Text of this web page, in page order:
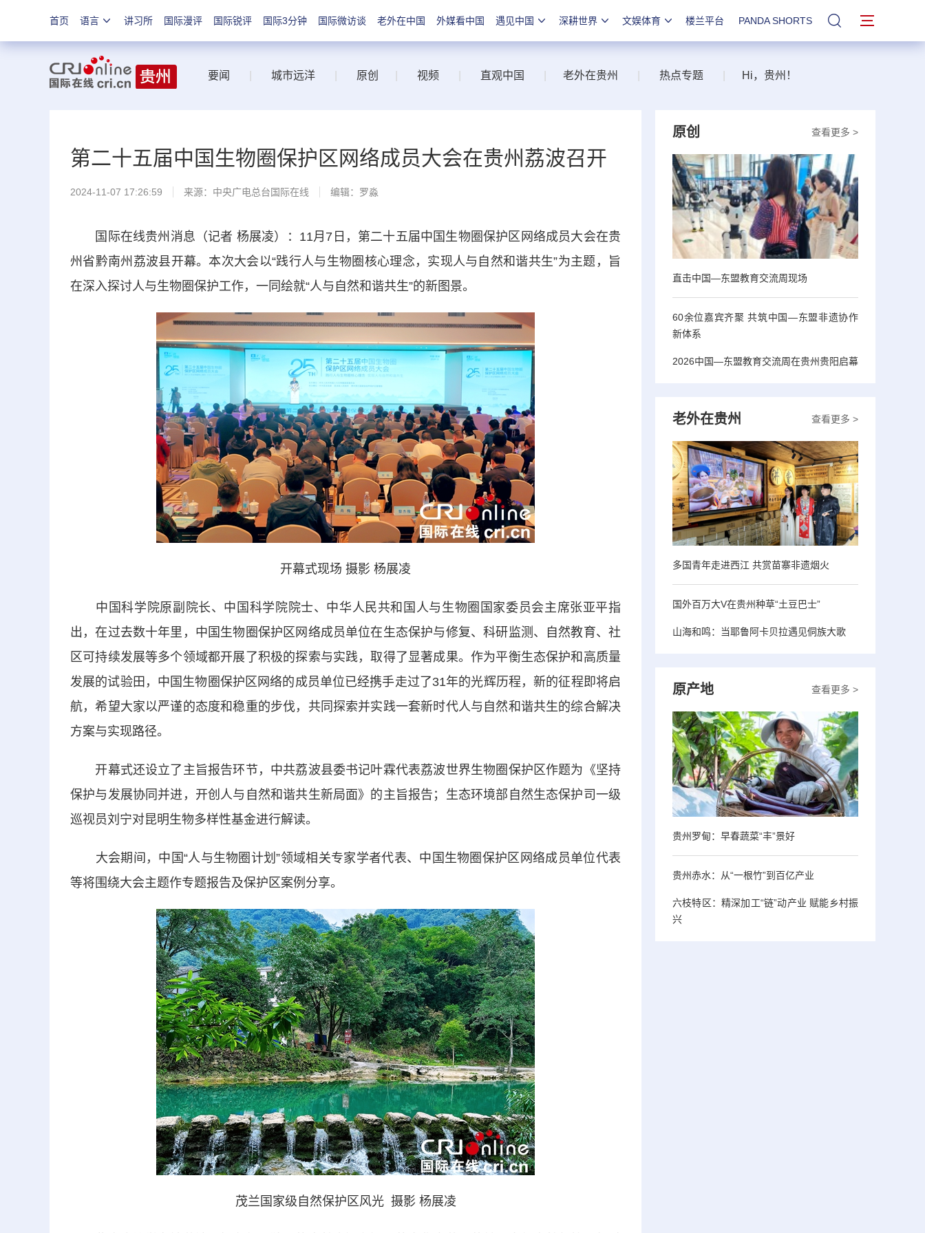
首页 语言 讲习所 国际漫评 国际锐评 国际3分钟 国际微访谈 老外在中国 外媒看中国 遇见中国 深耕世界 文娱体育 楼兰平台 PANDA SHORTS 站内搜索
要闻 城市远洋 原创 视频 直观中国 老外在贵州 热点专题 Hi，贵州！
第二十五届中国生物圈保护区网络成员大会在贵州荔波召开
2024-11-07 17:26:59 来源：中央广电总台国际在线 编辑：罗淼
国际在线贵州消息（记者 杨展凌）：11月7日，第二十五届中国生物圈保护区网络成员大会在贵
州省黔南州荔波县开幕。本次大会以“践行人与生物圈核心理念，实现人与自然和谐共生”为主题，旨
在深入探讨人与生物圈保护工作，一同绘就“人与自然和谐共生”的新图景。
开幕式现场 摄影 杨展凌
中国科学院原副院长、中国科学院院士、中华人民共和国人与生物圈国家委员会主席张亚平指
出，在过去数十年里，中国生物圈保护区网络成员单位在生态保护与修复、科研监测、自然教育、社
区可持续发展等多个领域都开展了积极的探索与实践，取得了显著成果。作为平衡生态保护和高质量
发展的试验田，中国生物圈保护区网络的成员单位已经携手走过了31年的光辉历程，新的征程即将启
航，希望大家以严谨的态度和稳重的步伐，共同探索并实践一套新时代人与自然和谐共生的综合解决
方案与实现路径。
开幕式还设立了主旨报告环节，中共荔波县委书记叶霖代表荔波世界生物圈保护区作题为《坚持
保护与发展协同并进，开创人与自然和谐共生新局面》的主旨报告；生态环境部自然生态保护司一级
巡视员刘宁对昆明生物多样性基金进行解读。
大会期间，中国“人与生物圈计划”领域相关专家学者代表、中国生物圈保护区网络成员单位代表
等将围绕大会主题作专题报告及保护区案例分享。
茂兰国家级自然保护区风光 摄影 杨展凌
查看更多 >
原创
直击中国—东盟教育交流周现场
60余位嘉宾齐聚 共筑中国—东盟非遗协作
新体系
2026中国—东盟教育交流周在贵州贵阳启幕
查看更多 >
老外在贵州
多国青年走进西江 共赏苗寨非遗烟火
国外百万大V在贵州种草“土豆巴士”
山海和鸣：当耶鲁阿卡贝拉遇见侗族大歌
查看更多 >
原产地
贵州罗甸：早春蔬菜“丰”景好
贵州赤水：从“一根竹”到百亿产业
六枝特区：精深加工“链”动产业 赋能乡村振
兴